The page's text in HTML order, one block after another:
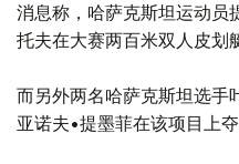
消息称，哈萨克斯坦运动员
托夫在大赛两百米双人皮划
而另外两名哈萨克斯坦选手
亚诺夫•提墨菲在该项目上夺